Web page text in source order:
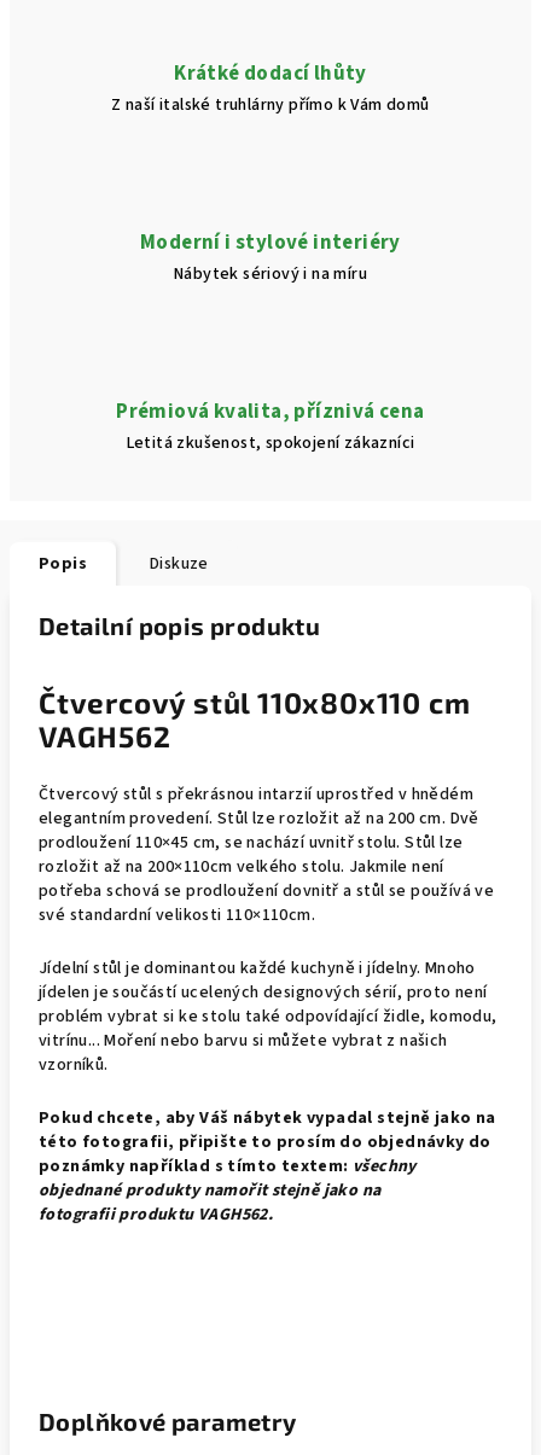
Krátké dodací lhůty
Z naší italské truhlárny přímo k Vám domů
Moderní i stylové interiéry
Nábytek sériový i na míru
Prémiová kvalita, příznivá cena
Letitá zkušenost, spokojení zákazníci
Popis Diskuze
Detailní popis produktu
Čtvercový stůl 110x80x110 cm
VAGH562
Čtvercový stůl s překrásnou intarzií uprostřed v hnědém
elegantním provedení. Stůl lze rozložit až na 200 cm. Dvě
prodloužení 110×45 cm, se nachází uvnitř stolu. Stůl lze
rozložit až na 200×110cm velkého stolu. Jakmile není
potřeba schová se prodloužení dovnitř a stůl se používá ve
své standardní velikosti 110×110cm.
Jídelní stůl je dominantou každé kuchyně i jídelny. Mnoho
jídelen je součástí ucelených designových sérií, proto není
problém vybrat si ke stolu také odpovídající židle, komodu,
vitrínu... Moření nebo barvu si můžete vybrat z našich
vzorníků.
Pokud chcete, aby Váš nábytek vypadal stejně jako na
této fotografii, připište to prosím do objednávky do
poznámky například s tímto textem: všechny
objednané produkty namořit stejně jako na
fotografii produktu VAGH562.
Doplňkové parametry